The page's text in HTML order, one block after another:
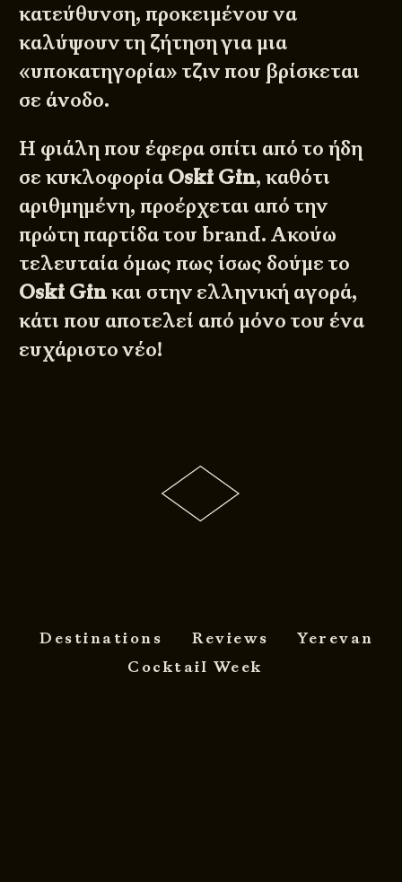
κατεύθυνση, προκειμένου να
καλύψουν τη ζήτηση για μια
«υποκατηγορία» τζιν που βρίσκεται
σε άνοδο.
Η φιάλη που έφερα σπίτι από το ήδη
σε κυκλοφορία Oski Gin, καθότι
αριθμημένη, προέρχεται από την
πρώτη παρτίδα του brand. Ακούω
τελευταία όμως πως ίσως δούμε το
Oski Ginκαι στην ελληνική αγορά,
κάτι που αποτελεί από μόνο του ένα
ευχάριστο νέο!
Destinations Reviews
Yerevan
Cocktail Week